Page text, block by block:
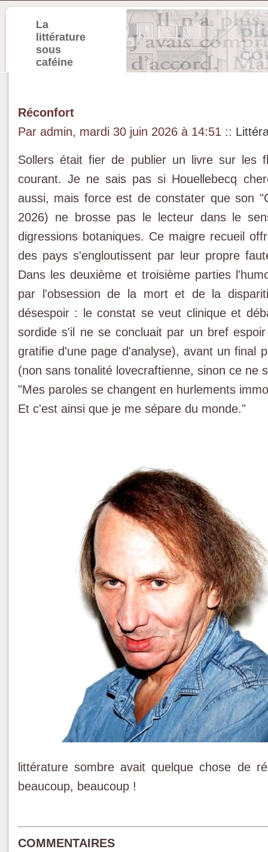
La
littérature
sous
caféine
Réconfort
Par admin, mardi 30 juin 2026 à 14:51 ::
Sollers était fier de publier un livre sur les
courant. Je ne sais pas si Houellebecq
aussi, mais force est de constater que son
2026) ne brosse pas le lecteur dans le
digressions botaniques. Ce maigre recueil
des pays s'engloutissent par leur propre
Dans les deuxième et troisième parties
par l'obsession de la mort et de la
désespoir : le constat se veut clinique et
sordide s'il ne se concluait par un bref
gratifie d'une page d'analyse), avant un final
(non sans tonalité lovecraftienne, sinon ce ne
"Mes paroles se changent en hurlements
Et c'est ainsi que je me sépare du monde."
littérature sombre avait quelque chose de
beaucoup, beaucoup !
COMMENTAIRES